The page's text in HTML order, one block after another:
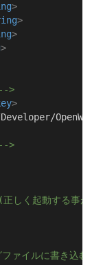
>
>
>
>
>
>
>
しく起動する事が
ァイルに書き込む